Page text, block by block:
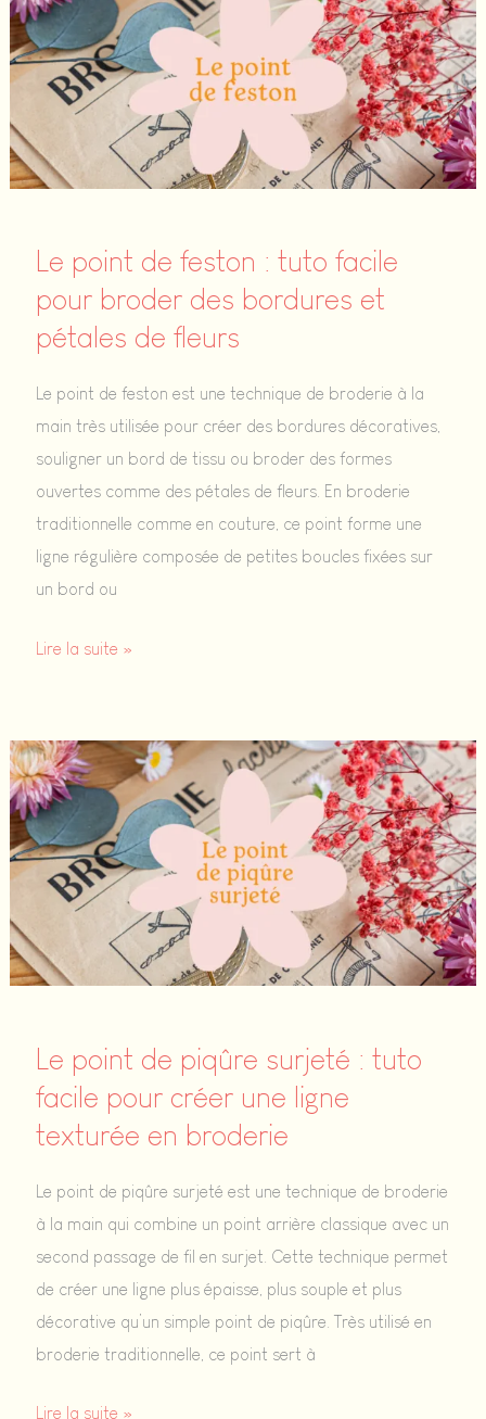
tendance
DIY
qui
redonne
à
robe
cet
été
Le point de feston : tuto facile
pour broder des bordures et
pétales de fleurs
Le point de feston est une technique de broderie à la
main très utilisée pour créer des bordures décoratives,
souligner un bord de tissu ou broder des formes
ouvertes comme des pétales de fleurs. En broderie
traditionnelle comme en couture, ce point forme une
ligne régulière composée de petites boucles fixées sur
un bord ou
Le
feston
:
tuto
facile
pour
broder
des
bordures
de
fleurs
Lire la suite »
Le point de piqûre surjeté : tuto
facile pour créer une ligne
texturée en broderie
Le point de piqûre surjeté est une technique de broderie
à la main qui combine un point arrière classique avec un
second passage de fil en surjet. Cette technique permet
de créer une ligne plus épaisse, plus souple et plus
décorative qu’un simple point de piqûre. Très utilisé en
broderie traditionnelle, ce point sert à
Le
Lire la suite »